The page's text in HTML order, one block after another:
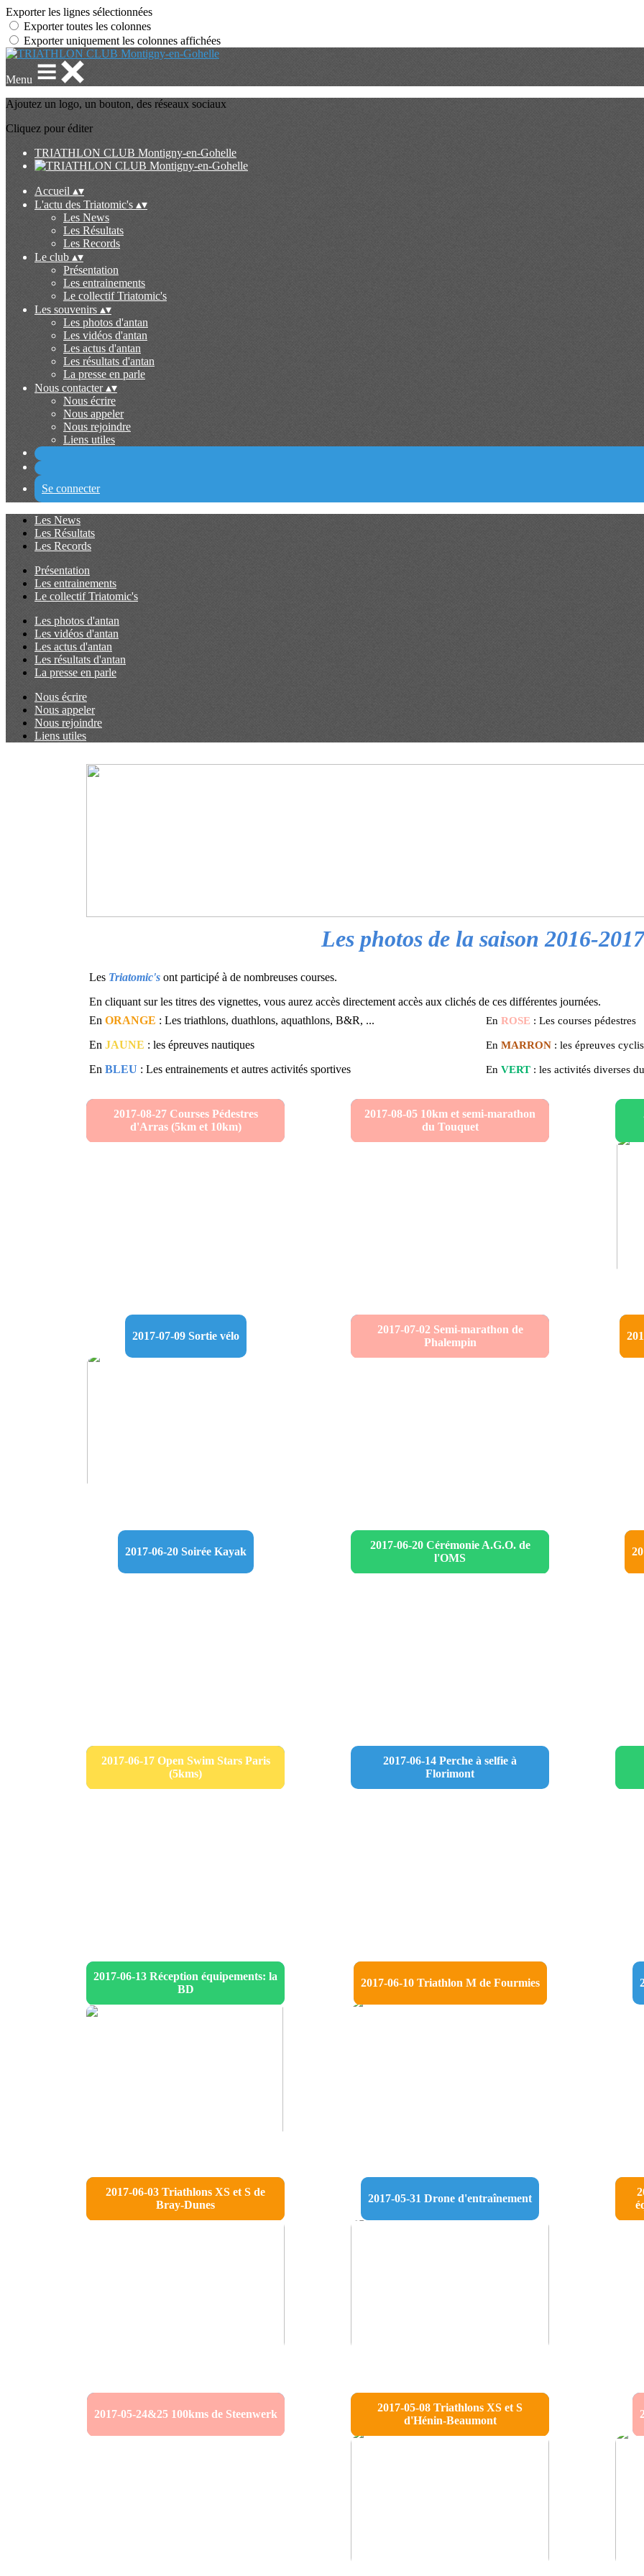
Exporter les lignes sélectionnées
Exporter toutes les colonnes
Exporter uniquement les colonnes affichées
Menu
Ajoutez un logo, un bouton, des réseaux sociaux
Cliquez pour éditer
TRIATHLON CLUB Montigny-en-Gohelle
Accueil ▴▾
L'actu des Triatomic's ▴▾
Les News
Les Résultats
Les Records
Le club ▴▾
Présentation
Les entrainements
Le collectif Triatomic's
Les souvenirs ▴▾
Les photos d'antan
Les vidéos d'antan
Les actus d'antan
Les résultats d'antan
La presse en parle
Nous contacter▴▾
Nous écrire
Nous appeler
Nous rejoindre
Liens utiles
Se connecter
Les News
Les Résultats
Les Records
Présentation
Les entrainements
Le collectif Triatomic's
Les photos d'antan
Les vidéos d'antan
Les actus d'antan
Les résultats d'antan
La presse en parle
Nous écrire
Nous appeler
Nous rejoindre
Liens utiles
Les photos de la saison 2016-2017
Les Triatomic's ont participé à de nombreuses courses.
En cliquant sur les titres des vignettes, vous aurez accès directement accès aux clichés de ces différentes journées.
En ORANGE : Les triathlons, duathlons, aquathlons, B&R, ...
En JAUNE : les épreuves nautiques
En BLEU : Les entrainements et autres activités sportives
En ROSE : Les courses pédestres
En MARRON : les épreuves
En VERT : les activités diverses
2017-08-27 Courses Pédestres
d'Arras (5km et 10km)
2017-08-05 10km et semi-marathon
du Touquet
2017-07-09 Sortie vélo
2017-07-02 Semi-marathon de
Phalempin
2017-06-20 Soirée Kayak
2017-06-20 Cérémonie A.G.O. de
l'OMS
2017-06-17 Open Swim Stars Paris
(5kms)
2017-06-14 Perche à selfie à
Florimont
2017-06-13 Réception équipements: la
BD
2017-06-10 Triathlon M de Fourmies
2017-06-03 Triathlons XS et S de
Bray-Dunes
2017-05-31 Drone d'entraînement
2017-05-24&25 100kms de Steenwerk
2017-05-08 Triathlons XS et S
d'Hénin-Beaumont